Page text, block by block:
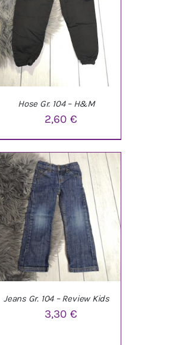
IN DEN WARENKORB
DETAILS
Hose Gr. 104 – H&M
2,60€
Jeans Gr. 104 – Review Kids
3,30€